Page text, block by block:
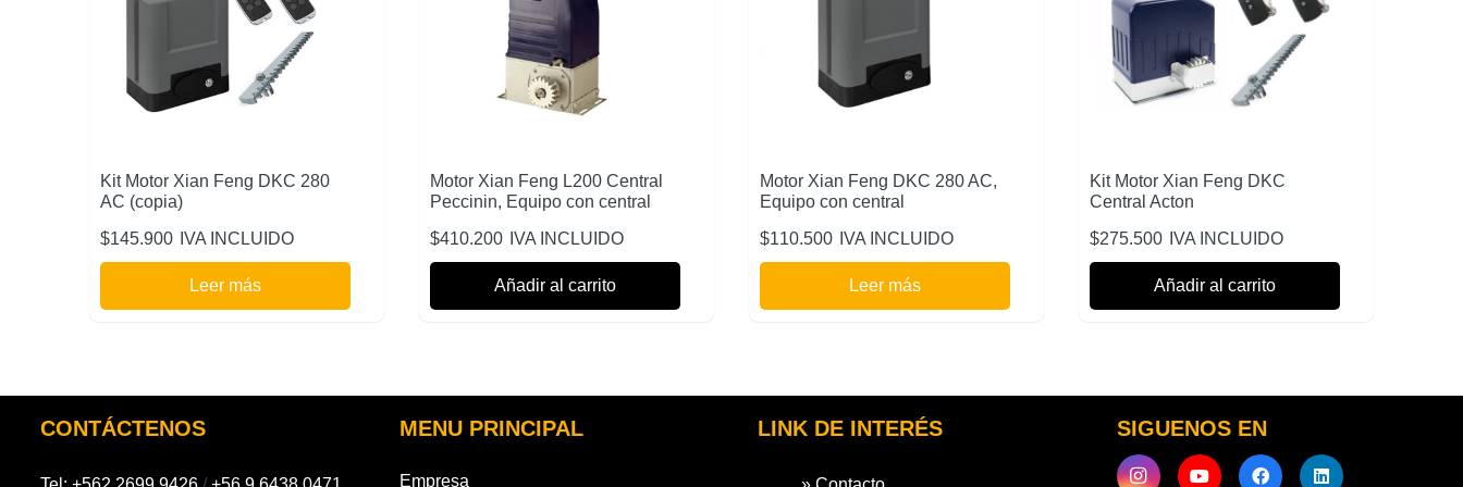
Kit Motor Xian Feng DKC 280
AC (copia)
$145.900 IVA INCLUIDO
Leer más
Motor Xian Feng L200 Central
Peccinin, Equipo con central
$410.200 IVA INCLUIDO
Añadir al carrito
Motor Xian Feng DKC 280 AC,
Equipo con central
$110.500 IVA INCLUIDO
Leer más
Kit Motor Xian Feng DKC
Central Acton
$275.500 IVA INCLUIDO
Añadir al carrito
CONTÁCTENOS MENU PRINCIPAL
Empresa
LINK DE INTERÉS SIGUENOS EN